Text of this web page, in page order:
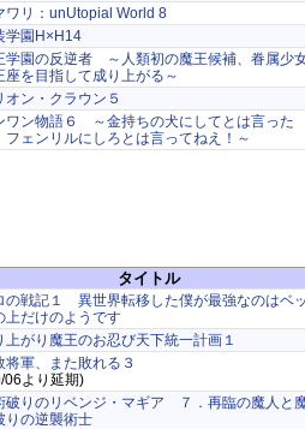
ワリ：unUtopial World 8
学園H×H14
学園の反逆者 ～人類初の魔王候補、眷属少
座を目指して成り上がる～
オン・クラウン５
ワン物語６ ～金持ちの犬にしてとは言った
フェンリルにしろとは言ってねえ！～
タイトル
の戦記１ 異世界転移した僕が最強なのはベッ
上だけのようです
上がり魔王のお忍び天下統一計画１
将軍、また敗れる３
06より延期)
破りのリベンジ・マギア ７．再臨の魔人と
りの逆襲術士